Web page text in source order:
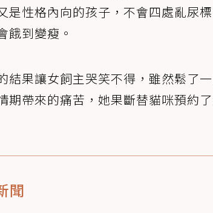
是性格內向的孩子，不會四處亂尿
餓到變瘦。
結果讓女飼主哭笑不得，雖然鬆了
期帶來的痛苦，她果斷替貓咪預約
聞